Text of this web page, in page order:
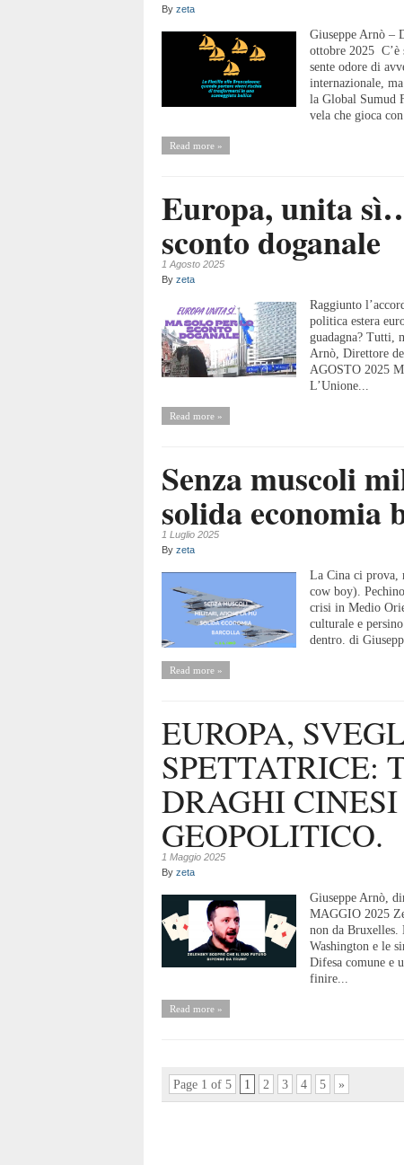
By zeta
Giuseppe Arnò –
ottobre 2025 C’è
sente odore di
internazionale,
la Global Sumud
vela che gioca
Read more »
Europa, unita
sconto doganale
1 Agosto 2025
By zeta
Raggiunto
politica estera
guadagna? Tutti,
Arnò, Direttore
AGOSTO 2025
L’Unione...
Read more »
Senza muscoli
solida economia
1 Luglio 2025
By zeta
La Cina ci prova,
cow boy).
crisi in Medio
culturale e
dentro. di
Read more »
EUROPA,
SPETTATRICE:
DRAGHI CINESI
GEOPOLITICO.
1 Maggio 2025
By zeta
Giuseppe Arnò,
MAGGIO 2025
non da Bruxelles.
Washington e le
Difesa comune e
finire...
Read more »
Page 1 of 5 1 2 3 4 5 »